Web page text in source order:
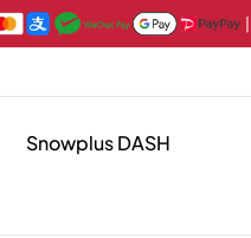
Snowplus DASH